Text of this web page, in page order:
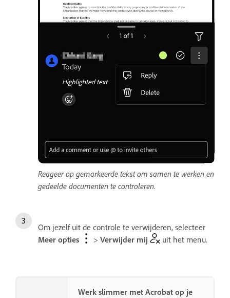
Reageer op gemarkeerde tekst om samen te werken en
gedeelde documenten te controleren.
Om jezelf uit de controle te verwijderen, selecteer
Meer opties
> Verwijder mij uit het menu.
Werk slimmer met Acrobat op je